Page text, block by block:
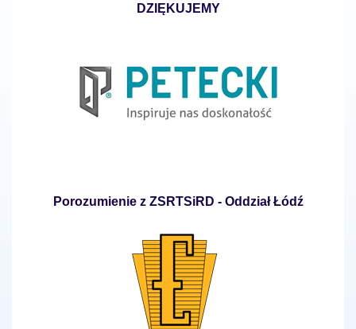
DZIĘKUJEMY
Porozumienie z ZSRTSiRD - Oddział Łódź